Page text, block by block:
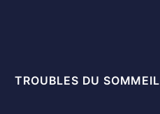
TROUBLES DU SOMMEIL